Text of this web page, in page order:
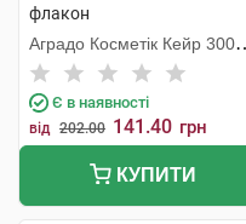
флакон
Аградо Косметік Кейр 3000
С.Л.У.
Є в наявності
від 202.00 141.40 грн
КУПИТИ